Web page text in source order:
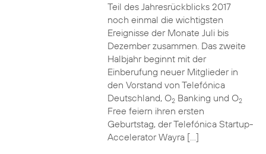
Teil des Jahresrückblicks 2017
noch einmal die wichtigsten
Ereignisse der Monate Juli bis
Dezember zusammen. Das zweite
Halbjahr beginnt mit der
Einberufung neuer Mitglieder in
den Vorstand von Telefónica
Deutschland, O2Banking und O2
Free feiern ihren ersten
Geburtstag, der Telefónica Startup-
Accelerator Wayra […]